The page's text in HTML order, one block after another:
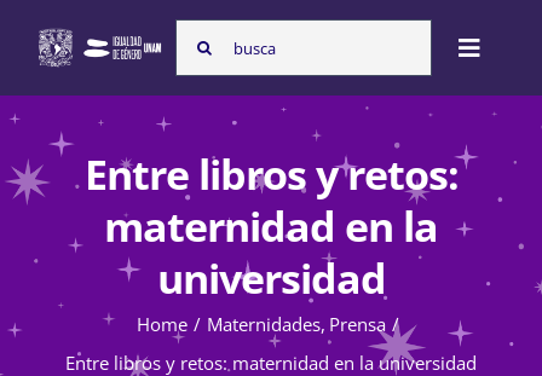
content
Search
for:
Toggle
Nosotras
Programas
Entre libros y retos:
maternidad en la
universidad
Home Maternidades Prensa
Entre libros y retos: maternidad en la universidad